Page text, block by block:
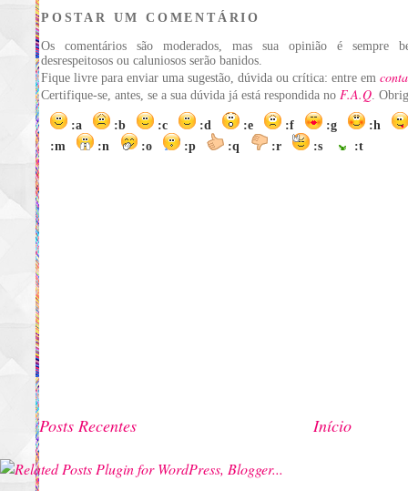
POSTAR UM COMENTÁRIO
Os comentários são moderados, mas sua opinião é sempre
desrespeitosos ou caluniosos serão banidos.
Fique livre para enviar uma sugestão, dúvida ou crítica: entre em
Certifique-se, antes, se a sua dúvida já está respondida no F.A.Q.
:a :b :c :d :e :f :g
:h
:m
:n :o :p :q :r :s :t
Posts Recentes Início